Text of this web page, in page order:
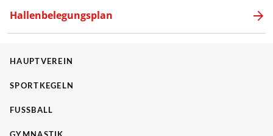
Hallenbelegungsplan
HAUPTVEREIN
SPORTKEGELN
FUSSBALL